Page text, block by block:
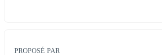
PROPOSÉ PAR